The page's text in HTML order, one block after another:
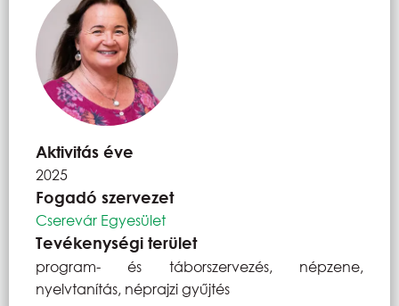
Aktivitás éve
2025
Fogadó szervezet
Cserevár Egyesület
Tevékenységi terület
program- és táborszervezés, népzene,
nyelvtanítás, néprajzi gyűjtés